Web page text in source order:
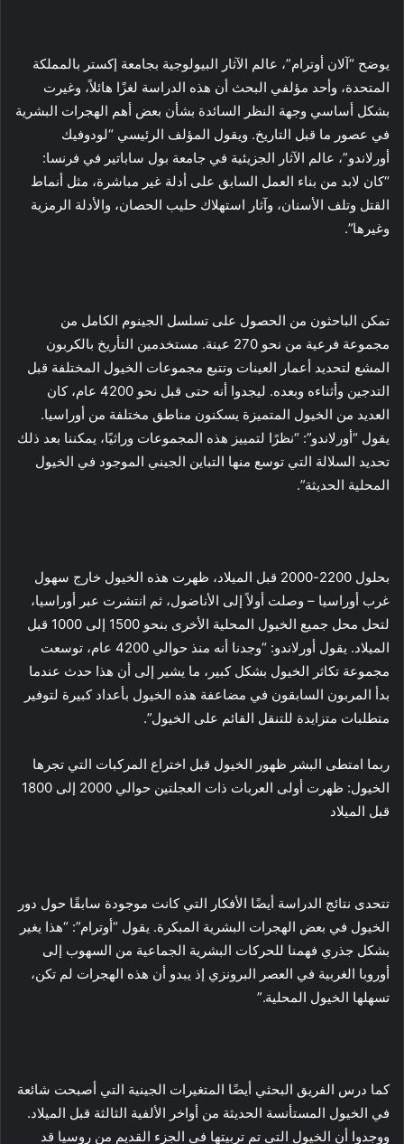
يوضح “آلان أوترام”، عالم الآثار البيولوجية بجامعة إكستر بالمملكة
المتحدة، وأحد مؤلفي البحث أن هذه الدراسة لغزًا هائلاً، وغيرت
بشكل أساسي وجهة النظر السائدة بشأن بعض أهم الهجرات البشرية
في عصور ما قبل التاريخ. ويقول المؤلف الرئيسي “لودوفيك
أورلاندو”، عالم الآثار الجزيئية في جامعة بول ساباتير في فرنسا:
“كان لابد من بناء العمل السابق على أدلة غير مباشرة، مثل أنماط
القتل وتلف الأسنان، وآثار استهلاك حليب الحصان، والأدلة الرمزية
وغيرها”.
تمكن الباحثون من الحصول على تسلسل الجينوم الكامل من
مجموعة فرعية من نحو 270 عينة. مستخدمين التأريخ بالكربون
المشع لتحديد أعمار العينات وتتبع مجموعات الخيول المختلفة قبل
التدجين وأثناءه وبعده. ليجدوا أنه حتى قبل نحو 4200 عام، كان
العديد من الخيول المتميزة يسكنون مناطق مختلفة من أوراسيا.
يقول “أورلاندو”: “نظرًا لتمييز هذه المجموعات وراثيًا، يمكننا بعد ذلك
تحديد السلالة التي توسع منها التباين الجيني الموجود في الخيول
المحلية الحديثة”.
بحلول 2200-2000 قبل الميلاد، ظهرت هذه الخيول خارج سهول
غرب أوراسيا – وصلت أولاً إلى الأناضول، ثم انتشرت عبر أوراسيا،
لتحل محل جميع الخيول المحلية الأخرى بنحو 1500 إلى 1000 قبل
الميلاد. يقول أورلاندو: “وجدنا أنه منذ حوالي 4200 عام، توسعت
مجموعة تكاثر الخيول بشكل كبير، ما يشير إلى أن هذا حدث عندما
بدأ المربون السابقون في مضاعفة هذه الخيول بأعداد كبيرة لتوفير
متطلبات متزايدة للتنقل القائم على الخيول”.
ربما امتطى البشر ظهور الخيول قبل اختراع المركبات التي تجرها
الخيول: ظهرت أولى العربات ذات العجلتين حوالي 2000 إلى 1800
قبل الميلاد
تتحدى نتائج الدراسة أيضًا الأفكار التي كانت موجودة سابقًا حول دور
الخيول في بعض الهجرات البشرية المبكرة. يقول “أوترام”: “هذا يغير
بشكل جذري فهمنا للحركات البشرية الجماعية من السهوب إلى
أوروبا الغربية في العصر البرونزي إذ يبدو أن هذه الهجرات لم تكن،
تسهلها الخيول المحلية.”
كما درس الفريق البحثي أيضًا المتغيرات الجينية التي أصبحت شائعة
في الخيول المستأنسة الحديثة من أواخر الألفية الثالثة قبل الميلاد.
ووجدوا أن الخيول التي تم تربيتها في الجزء القديم من روسيا قد